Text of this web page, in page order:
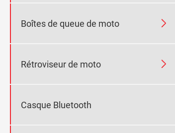
Boîtes de queue de moto 
Rétroviseur de moto 
Casque Bluetooth